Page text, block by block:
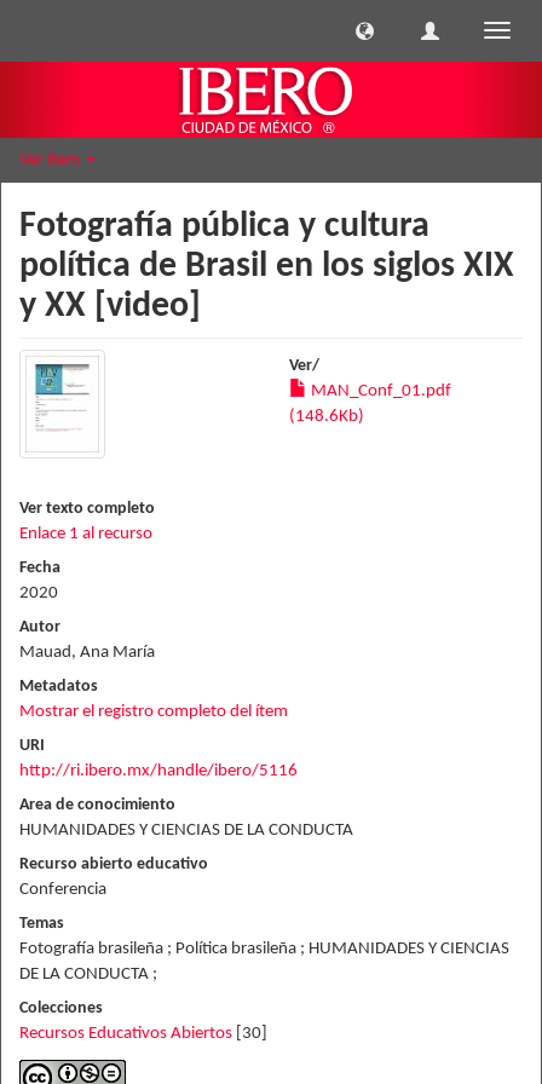
Ver ítem
Fotografía pública y cultura
política de Brasil en los siglos XIX
y XX [video]
Ver/
MAN_Conf_01.pdf
(148.6Kb)
Ver texto completo
Enlace 1 al recurso
Fecha
2020
Autor
Mauad, Ana María
Metadatos
Mostrar el registro completo del ítem
URI
http://ri.ibero.mx/handle/ibero/5116
Area de conocimiento
HUMANIDADES Y CIENCIAS DE LA CONDUCTA
Recurso abierto educativo
Conferencia
Temas
Fotografía brasileña ; Política brasileña ; HUMANIDADES Y CIENCIAS
DE LA CONDUCTA ;
Colecciones
Recursos Educativos Abiertos [30]